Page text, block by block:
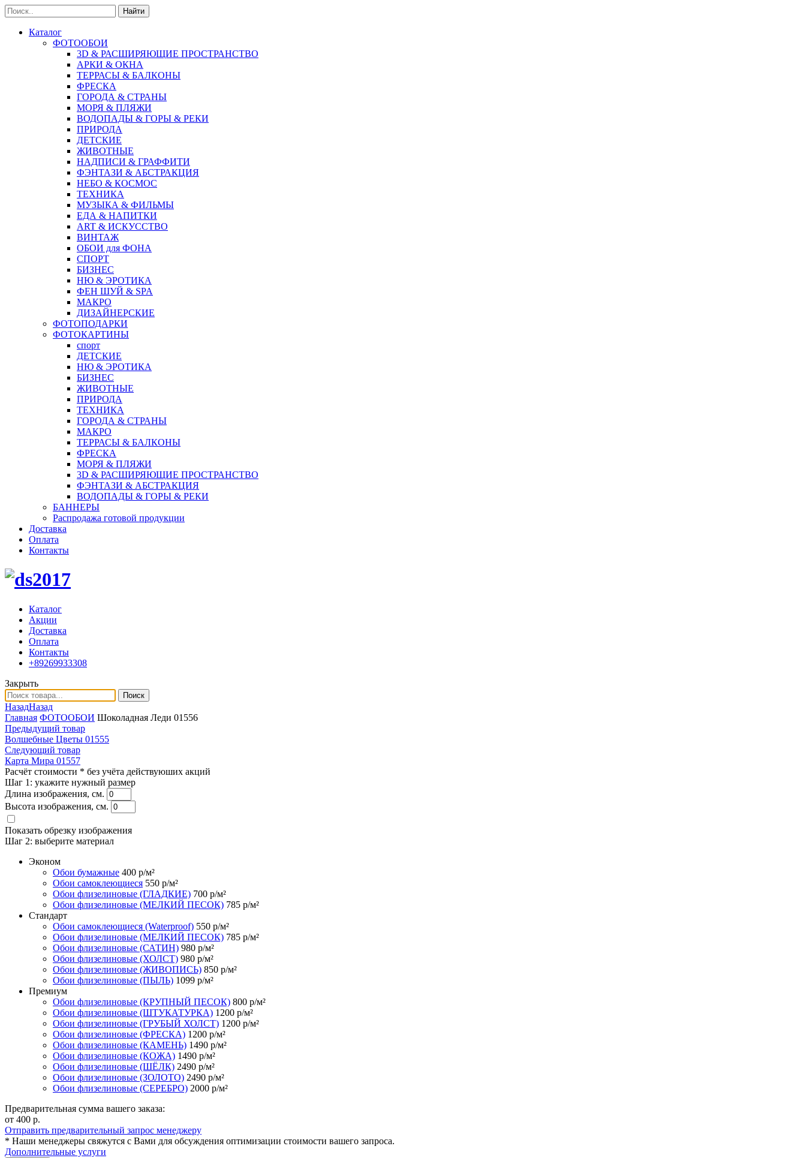
Найти
Каталог
ФОТООБОИ
3D & РАСШИРЯЮЩИЕ ПРОСТРАНСТВО
АРКИ & ОКНА
ТЕРРАСЫ & БАЛКОНЫ
ФРЕСКА
ГОРОДА & СТРАНЫ
МОРЯ & ПЛЯЖИ
ВОДОПАДЫ & ГОРЫ & РЕКИ
ПРИРОДА
ДЕТСКИЕ
ЖИВОТНЫЕ
НАДПИСИ & ГРАФФИТИ
ФЭНТАЗИ & АБСТРАКЦИЯ
НЕБО & КОСМОС
ТЕХНИКА
МУЗЫКА & ФИЛЬМЫ
ЕДА & НАПИТКИ
ART & ИСКУССТВО
ВИНТАЖ
ОБОИ для ФОНА
СПОРТ
БИЗНЕС
НЮ & ЭРОТИКА
ФЕН ШУЙ & SPA
МАКРО
ДИЗАЙНЕРСКИЕ
ФОТОПОДАРКИ
ФОТОКАРТИНЫ
спорт
ДЕТСКИЕ
НЮ & ЭРОТИКА
БИЗНЕС
ЖИВОТНЫЕ
ПРИРОДА
ТЕХНИКА
ГОРОДА & СТРАНЫ
МАКРО
ТЕРРАСЫ & БАЛКОНЫ
ФРЕСКА
МОРЯ & ПЛЯЖИ
3D & РАСШИРЯЮЩИЕ ПРОСТРАНСТВО
ФЭНТАЗИ & АБСТРАКЦИЯ
ВОДОПАДЫ & ГОРЫ & РЕКИ
БАННЕРЫ
Распродажа готовой продукции
Доставка
Оплата
Контакты
Каталог
Акции
Доставка
Оплата
Контакты
+89269933308
Закрыть
Поиск
НазадНазад
Главная ФОТООБОИ Шоколадная Леди 01556
Предыдущий товар
Волшебные Цветы 01555
Следующий товар
Карта Мира 01557
Расчёт стоимости * без учёта действуюших акций
Шаг 1: укажите нужный размер
Длина изображения, см.
Высота изображения, см.
Показать обрезку изображения
Шаг 2: выберите материал
Эконом
Обои бумажные 400 р/м²
Обои самоклеющиеся 550 р/м²
Обои флизелиновые (ГЛАДКИЕ) 700 р/м²
Обои флизелиновые (МЕЛКИЙ ПЕСОК) 785 р/м²
Стандарт
Обои самоклеющиеся (Waterproof) 550 р/м²
Обои флизелиновые (МЕЛКИЙ ПЕСОК) 785 р/м²
Обои флизелиновые (САТИН) 980 р/м²
Обои флизелиновые (ХОЛСТ) 980 р/м²
Обои флизелиновые (ЖИВОПИСЬ) 850 р/м²
Обои флизелиновые (ПЫЛЬ) 1099 р/м²
Премиум
Обои флизелиновые (КРУПНЫЙ ПЕСОК) 800 р/м²
Обои флизелиновые (ШТУКАТУРКА) 1200 р/м²
Обои флизелиновые (ГРУБЫЙ ХОЛСТ) 1200 р/м²
Обои флизелиновые (ФРЕСКА) 1200 р/м²
Обои флизелиновые (КАМЕНЬ) 1490 р/м²
Обои флизелиновые (КОЖА) 1490 р/м²
Обои флизелиновые (ШЁЛК) 2490 р/м²
Обои флизелиновые (ЗОЛОТО) 2490 р/м²
Обои флизелиновые (СЕРЕБРО) 2000 р/м²
Предварительная сумма вашего заказа:
от 400 р.
Отправить предварительный запрос менеджеру
* Наши менеджеры свяжутся с Вами для обсуждения оптимизации стоимости вашего запроса.
Дополнительные услуги